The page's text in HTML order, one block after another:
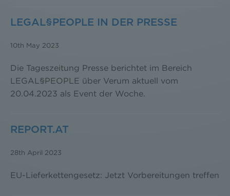
LEGAL§PEOPLE IN DER PRESSE
10th May 2023
Die Tageszeitung Presse berichtet im Bereich
LEGAL§PEOPLE über Verum aktuell vom
20.04.2023 als Event der Woche.
REPORT.AT
28th April 2023
EU-Lieferkettengesetz: Jetzt Vorbereitungen treffen